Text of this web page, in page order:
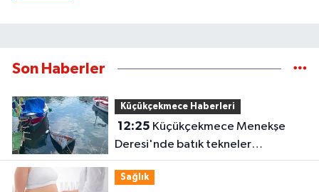
Son Haberler
Küçükçekmece Haberleri
12:25
Deresi'nde batık tekneler
karabatakların yuvası oldu
Sağlık